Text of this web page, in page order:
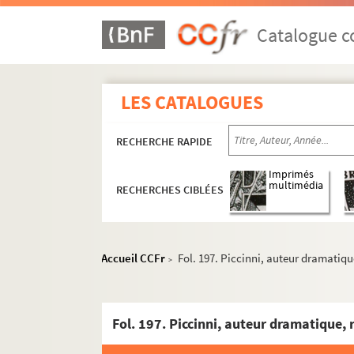
Catalogue
LES CATALOGUES
RECHERCHE RAPIDE
RECHERCHES CIBLÉES
Imprimés
multimédia
Accueil CCFr > Fol. 197. Piccinni, auteur
Fol. 197. Piccinni, auteur
2-MS-799. Commune et département de Paris